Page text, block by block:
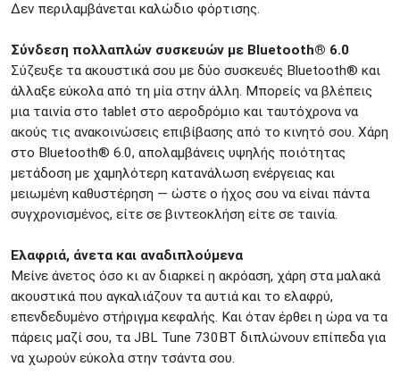
Δεν περιλαμβάνεται καλώδιο φόρτισης.
Σύνδεση πολλαπλών συσκευών με Bluetooth® 6.0
Σύζευξε τα ακουστικά σου με δύο συσκευές Bluetooth® και
άλλαξε εύκολα από τη μία στην άλλη. Μπορείς να βλέπεις
μια ταινία στο tablet στο αεροδρόμιο και ταυτόχρονα να
ακούς τις ανακοινώσεις επιβίβασης από το κινητό σου. Χάρη
στο Bluetooth® 6.0, απολαμβάνεις υψηλής ποιότητας
μετάδοση με χαμηλότερη κατανάλωση ενέργειας και
μειωμένη καθυστέρηση — ώστε ο ήχος σου να είναι πάντα
συγχρονισμένος, είτε σε βιντεοκλήση είτε σε ταινία.
Ελαφριά, άνετα και αναδιπλούμενα
Μείνε άνετος όσο κι αν διαρκεί η ακρόαση, χάρη στα μαλακά
ακουστικά που αγκαλιάζουν τα αυτιά και το ελαφρύ,
επενδεδυμένο στήριγμα κεφαλής. Και όταν έρθει η ώρα να τα
πάρεις μαζί σου, τα JBL Tune 730BT διπλώνουν επίπεδα για
να χωρούν εύκολα στην τσάντα σου.